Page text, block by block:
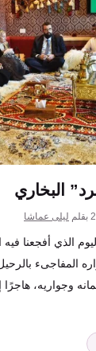
البخاري
بقلم ليلى عماشا
الذي أفجعنا فيه
المفاجىء
وجواريه، هاجرًا